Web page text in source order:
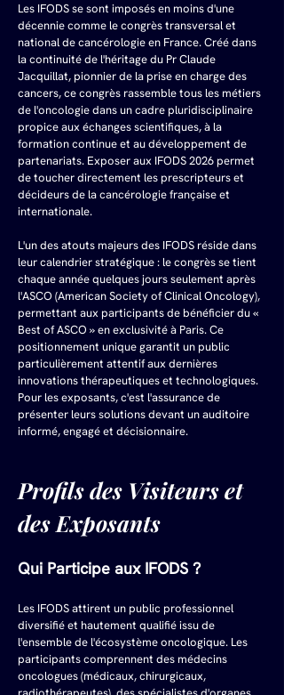
Les IFODS se sont imposés en moins d'une
décennie comme le congrès transversal et
national de cancérologie en France. Créé dans
la continuité de l'héritage du Pr Claude
Jacquillat, pionnier de la prise en charge des
cancers, ce congrès rassemble tous les métiers
de l'oncologie dans un cadre pluridisciplinaire
propice aux échanges scientifiques, à la
formation continue et au développement de
partenariats. Exposer aux IFODS 2026 permet
de toucher directement les prescripteurs et
décideurs de la cancérologie française et
internationale.
L'un des atouts majeurs des IFODS réside dans
leur calendrier stratégique : le congrès se tient
chaque année quelques jours seulement après
l'ASCO (American Society of Clinical Oncology),
permettant aux participants de bénéficier du «
Best of ASCO » en exclusivité à Paris. Ce
positionnement unique garantit un public
particulièrement attentif aux dernières
innovations thérapeutiques et technologiques.
Pour les exposants, c'est l'assurance de
présenter leurs solutions devant un auditoire
informé, engagé et décisionnaire.
Profils des Visiteurs et
des Exposants
Qui Participe aux IFODS ?
Les IFODS attirent un public professionnel
diversifié et hautement qualifié issu de
l'ensemble de l'écosystème oncologique. Les
participants comprennent des médecins
oncologues (médicaux, chirurgicaux,